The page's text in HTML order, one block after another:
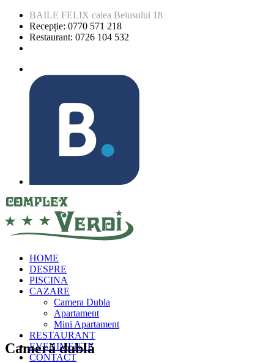
BAILE FELIX calea Beiusului 18
Recepție: 0770 571 218
Restaurant: 0726 104 532
HOME
DESPRE
PISCINA
CAZARE
Camera Dubla
Apartament
Mini Apartament
RESTAURANT
EVENIMENTE
CONTACT
Cameră dublă